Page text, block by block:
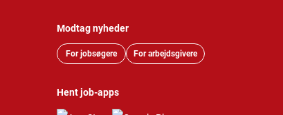
Modtag nyheder
For jobsøgere For arbejdsgivere
Hent job-apps